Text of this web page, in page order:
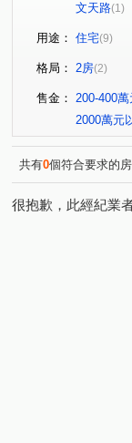
文天路(1)
用途： 住宅(9)
格局： 2房(2)
售金： 200-400萬
2000萬元
共有0個符合要求的
很抱歉，此經紀業